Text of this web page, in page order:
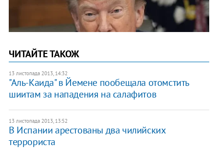
ЧИТАЙТЕ ТАКОЖ
13 листопада 2013, 14:32
"Аль-Каида" в Йемене пообещала отомстить
шиитам за нападения на салафитов
13 листопада 2013, 13:52
​В Испании арестованы два чилийских
террориста